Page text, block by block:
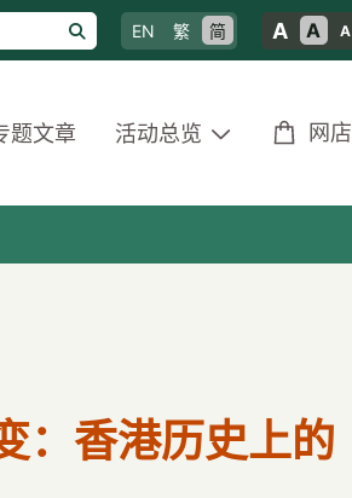
EN 繁 简 A A A
题文章 活动总览 网店
：香港历史上的